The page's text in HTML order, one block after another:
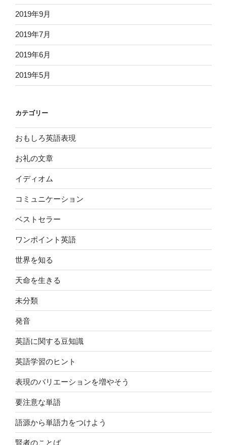
2019年9月
2019年7月
2019年6月
2019年5月
カテゴリー
おもしろ英語表現
お礼の文章
イディオム
コミュニケーション
ベストセラー
ワンポイント英語
世界を知る
天命を生きる
未分類
発音
英語に関する豆知識
英語学習のヒント
表現のバリエーションを増やそう
要注意な単語
語源から単語力をつけよう
賢者のことば